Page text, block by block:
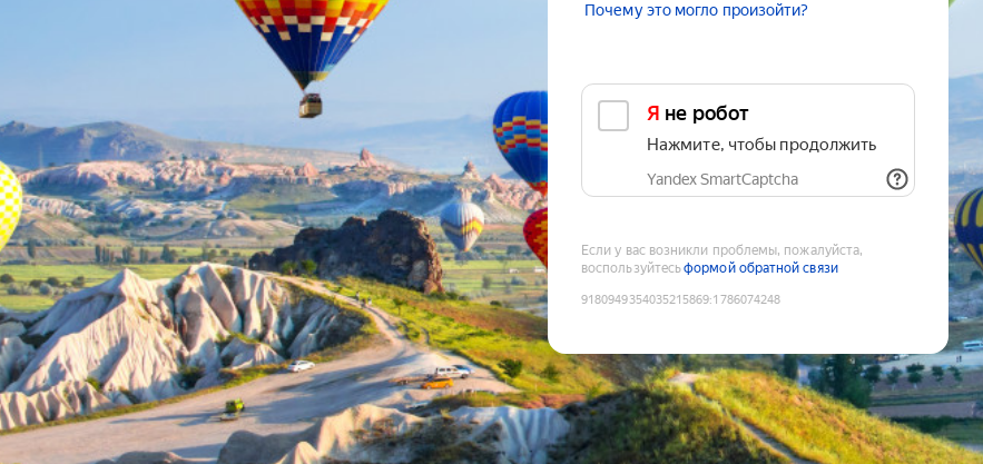
Почему это могло произойти?
Я не робот
Нажмите, чтобы продолжить
Yandex SmartCaptcha
Если у вас возникли проблемы, пожалуйста,
воспользуйтесьформой обратной связи
9180949354035215869:1786074248